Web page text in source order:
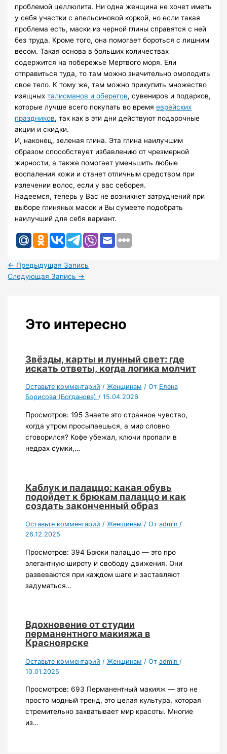
проблемой целлюлита. Ни одна женщина не хочет иметь
у себя участки с апельсиновой коркой, но если такая
проблема есть, маски из черной глины справятся с ней
без труда. Кроме того, она помогает бороться с лишним
весом. Такая основа в больших количествах
содержится на побережье Мертвого моря. Ели
отправиться туда, то там можно значительно омолодить
свое тело. К тому же, там можно прикупить множество
изящныхталисманов и оберегов, сувениров и подарков,
которые лучше всего покупать во времяеврейских
праздников, так как в эти дни действуют подарочные
акции и скидки.
И, наконец, зеленая глина. Эта глина наилучшим
образом способствует избавлению от чрезмерной
жирности, а также помогает уменьшить любые
воспаления кожи и станет отличным средством при
излечении волос, если у вас себорея.
Надеемся, теперь у Вас не возникнет затруднений при
выборе глиняных масок и Вы сумеете подобрать
наилучший для себя вариант.
← Предыдущая Запись
Следующая Запись →
Это интересно
Звёзды, карты и лунный свет: где
искать ответы, когда логика молчит
Оставьте комментарий / Женщинам / От Елена
Борисова (Богданова) / 15.04.2026
Просмотров: 195 Знаете это странное чувство,
когда утром просыпаешься, а мир словно
сговорился? Кофе убежал, ключи пропали в
недрах сумки,…
Каблук и палаццо: какая обувь
подойдет к брюкам палаццо и как
создать законченный образ
Оставьте комментарий / Женщинам / От admin /
26.12.2025
Просмотров: 394 Брюки палаццо — это про
элегантную широту и свободу движения. Они
развеваются при каждом шаге и заставляют
задуматься…
Вдохновение от студии
перманентного макияжа в
Красноярске
Оставьте комментарий / Женщинам / От admin /
10.01.2025
Просмотров: 693 Перманентный макияж — это не
просто модный тренд, это целая культура, которая
стремительно захватывает мир красоты. Многие
из…